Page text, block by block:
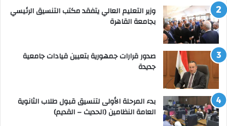
وزير التعليم العالي يتفقد مكتب التنسيق الرئيسي
بجامعة القاهرة
صدور قرارات جمهورية بتعيين قيادات جامعية
جديدة
بدء المرحلة الأولى لتنسيق قبول طلاب الثانوية
العامة النظامين (الحديث – القديم)